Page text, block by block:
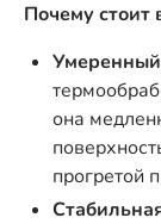
Почему стоит
Умеренный
она
прогретой